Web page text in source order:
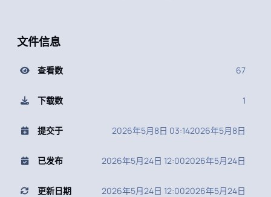
文件信息
查看数 67
下载数 1
提交于 2026年5月8日 03:142026年5月8日
已发布 2026年5月24日 12:002026年5月24日
更新日期 2026年5月24日 12:002026年5月24日